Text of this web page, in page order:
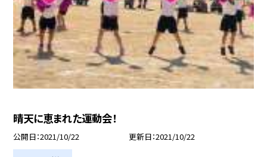
晴天に恵まれた運動会！
公開日 2021/10/22 更新日 2021/10/22